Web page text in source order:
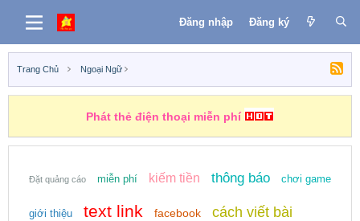
Đăng nhập Đăng ký
Trang Chủ Ngoại Ngữ
Phát thẻ điện thoại miễn phí
Đặt quảng cáo miễn phí kiếm tiền thông báo chơi game
giới thiệu text link facebook cách viết bài